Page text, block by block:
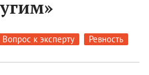
Вопрос к эксперту Ревность